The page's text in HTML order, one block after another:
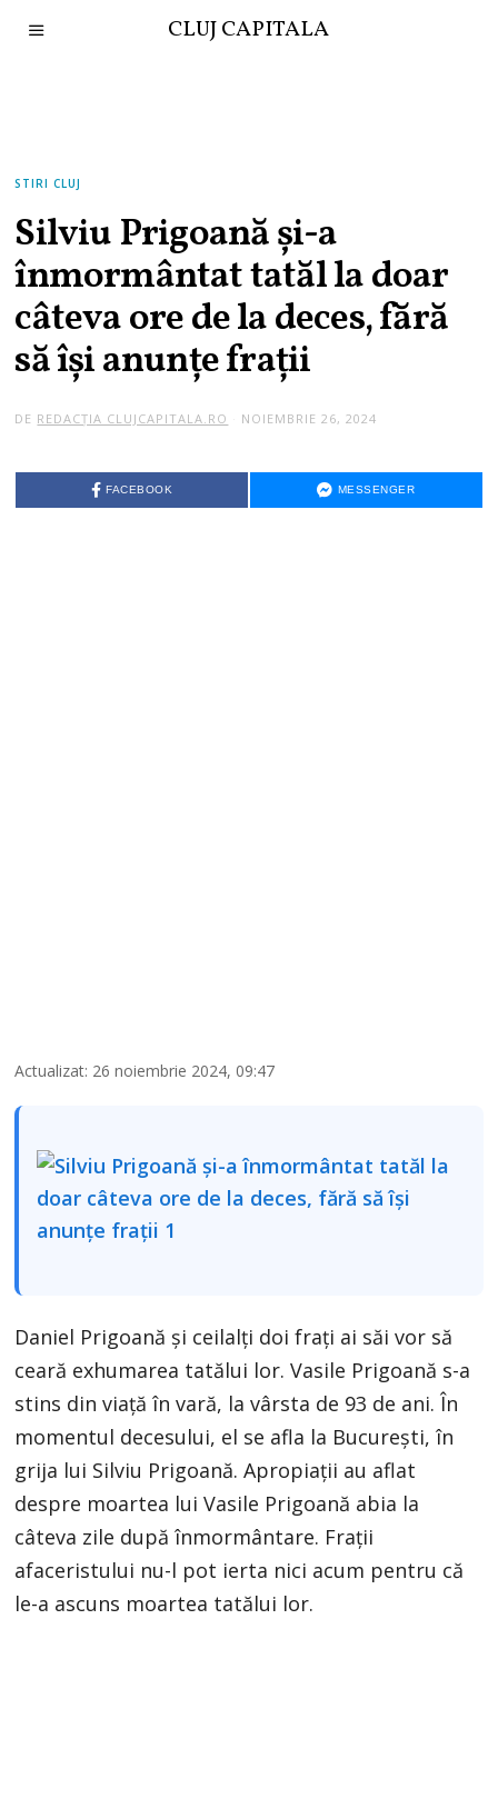
CLUJ CAPITALA
STIRI CLUJ
Silviu Prigoană și-a
înmormântat tatăl la doar
câteva ore de la deces, fără
să își anunțe frații
DE REDACȚIA CLUJCAPITALA.RO NOIEMBRIE 26, 2024
FACEBOOK MESSENGER
Actualizat: 26 noiembrie 2024, 09:47
Daniel Prigoană și ceilalți doi frați ai săi vor să
ceară exhumarea tatălui lor. Vasile Prigoană s-a
stins din viață în vară, la vârsta de 93 de ani. În
momentul decesului, el se afla la București, în
grija lui Silviu Prigoană. Apropiații au aflat
despre moartea lui Vasile Prigoană abia la
câteva zile după înmormântare. Frații
afaceristului nu-l pot ierta nici acum pentru că
le-a ascuns moartea tatălui lor.